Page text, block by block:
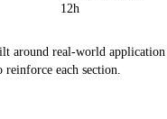
12h
around real-world
each section.